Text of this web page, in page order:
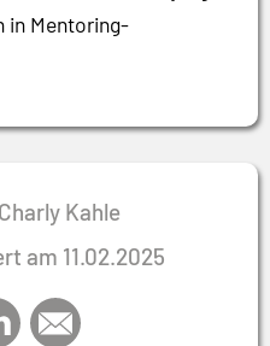
in Mentoring-
Kahle
am 11.02.2025